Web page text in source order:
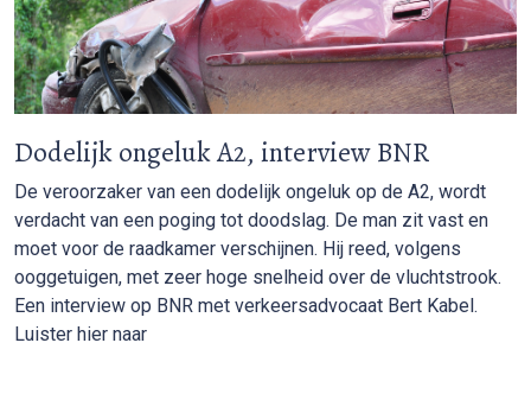
Dodelijk ongeluk A2, interview BNR
De veroorzaker van een dodelijk ongeluk op de A2, wordt
verdacht van een poging tot doodslag. De man zit vast en
moet voor de raadkamer verschijnen. Hij reed, volgens
ooggetuigen, met zeer hoge snelheid over de vluchtstrook.
Een interview op BNR met verkeersadvocaat Bert Kabel.
Luister hier naar